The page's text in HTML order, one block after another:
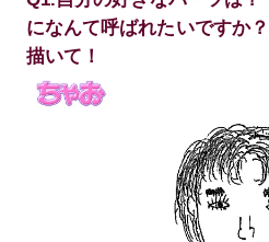
になんて呼ばれたいですか？
描いて！